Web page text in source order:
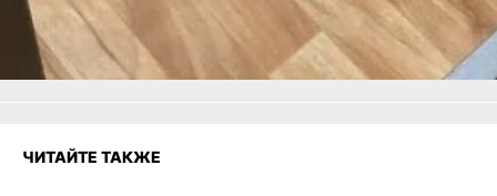
Огонь!
Грустно
Злость Разочарование
ЧИТАЙТЕ ТАКЖЕ